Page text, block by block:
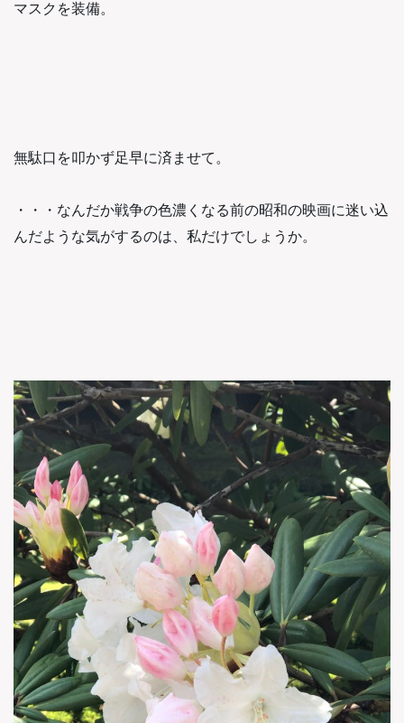
マスクを装備。
無駄口を叩かず足早に済ませて。
・・・なんだか戦争の色濃くなる前の昭和の映画に迷い込
んだような気がするのは、私だけでしょうか。